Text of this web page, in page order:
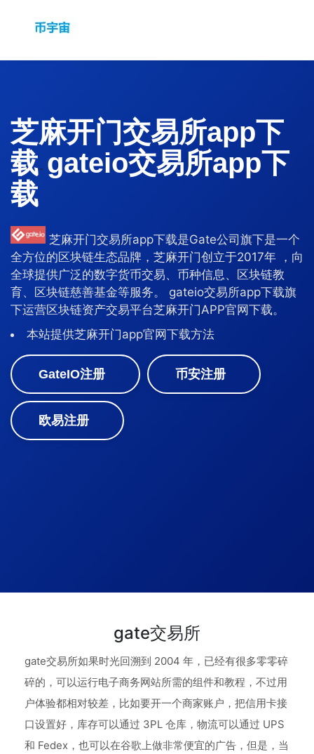
芝麻开门交易所app下
载- gateio交易所app下
载
芝麻开门交易所app下载是Gate公司旗下是一个
全方位的区块链生态品牌，芝麻开门创立于2017年 ，向
全球提供广泛的数字货币交易、币种信息、区块链教
育、区块链慈善基金等服务。 gateio交易所app下载旗
下运营区块链资产交易平台芝麻开门APP官网下载。
本站提供芝麻开门app官网下载方法
GateIO注册 币安注册
欧易注册
gate交易所
gate交易所如果时光回溯到 2004 年，已经有很多零零碎
碎的，可以运行电子商务网站所需的组件和教程，不过用
户体验都相对较差，比如要开一个商家账户，把信用卡接
口设置好，库存可以通过 3PL 仓库，物流可以通过 UPS
和 Fedex，也可以在谷歌上做非常便宜的广告，但是，当